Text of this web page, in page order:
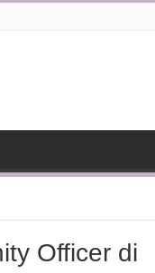
Officer di